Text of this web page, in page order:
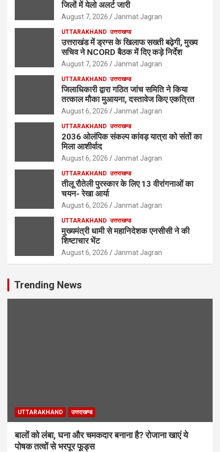
जिलों में येलो अलर्ट जारी
August 7, 2026 Janmat Jagran
UTTARAKHAND उत्तराखण्ड
उत्तराखंड में ड्रग्स के खिलाफ सख्ती बढ़ेगी, मुख्य
सचिव ने NCORD बैठक में दिए कड़े निर्देश
August 7, 2026 Janmat Jagran
UTTARAKHAND उत्तराखण्ड
जिलाधिकारी द्वारा गठित जांच समिति ने किया
तत्काल मौका मुआयना, दस्तावेज किए एकत्रित
August 6, 2026 Janmat Jagran
UTTARAKHAND उत्तराखण्ड
2036 ओलंपिक संकल्प कांवड़ यात्रा को संतों का
मिला आशीर्वाद
August 6, 2026 Janmat Jagran
UTTARAKHAND उत्तराखण्ड
तीलू रौतेली पुरस्कार के लिए 13 वीरांगनाओं का
चयन- रेखा आर्या
August 6, 2026 Janmat Jagran
UTTARAKHAND उत्तराखण्ड
मुख्यमंत्री धामी से महानिदेशक एनसीसी ने की
शिष्टाचार भेंट
August 6, 2026 Janmat Jagran
Trending News
UTTARAKHAND उत्तराखण्ड
बालों को लंबा, घना और चमकदार बनाना है? रोजाना खाएं ये
पोषक तत्वों से भरपूर फूड्स